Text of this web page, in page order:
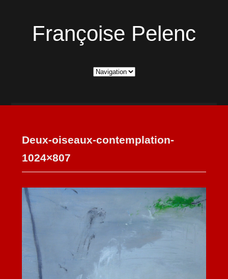
Françoise Pelenc
Deux-oiseaux-contemplation-
1024×807